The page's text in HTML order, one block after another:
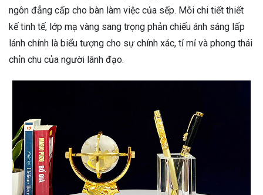
ngôn đẳng cấp cho bàn làm việc của sếp. Mỗi chi tiết thiết
kế tinh tế, lớp mạ vàng sang trọng phản chiếu ánh sáng lấp
lánh chính là biểu tượng cho sự chính xác, tỉ mỉ và phong thái
chỉn chu của người lãnh đạo.